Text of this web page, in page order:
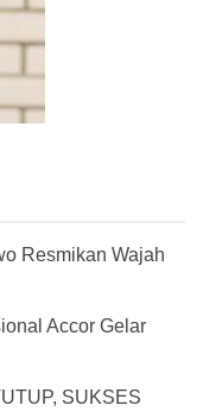
Resmikan Wajah
Accor Gelar
SUKSES